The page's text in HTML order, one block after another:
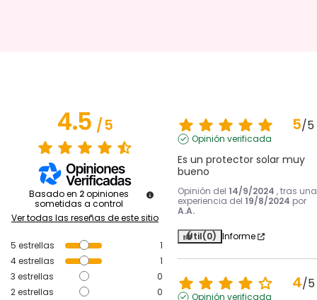
4.5/5
Basado en 2 opiniones
sometidas a control
Ver todas las reseñas de este sitio
5 estrellas
1
4estrellas
1
3 estrellas
0
2estrellas 0
5/5
Opinión verificada
Es un protector solar muy
bueno
Opinión del 14/9/2024 , tras una
experiencia del 19/8/2024 por
A.A.
Útil(0) Informe
4/5
Opinión verificada